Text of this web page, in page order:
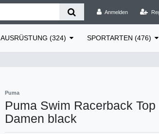
Anmelden
AUSRÜSTUNG (324) SPORTARTEN (476)
Puma
Puma Swim Racerback
Damen black